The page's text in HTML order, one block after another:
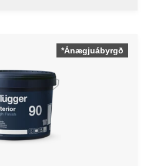
*Ánægjuábyrgð